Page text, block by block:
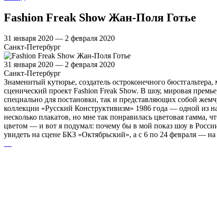
Fashion Freak Show Жан-Поля Готье
31 января 2020 — 2 февраля 2020
Санкт-Петербург
31 января 2020 — 2 февраля 2020
Санкт-Петербург
Знаменитый кутюрье, создатель остроконечного
сценический проект Fashion Freak Show. В шоу, мировая
специально для постановки, так и представляющих собой
коллекции «Русский Конструктивизм» 1986 года — одной из
несколько плакатов, но мне так понравилась цветовая гамма,
цветом — и вот я подумал: почему бы в мой показ шоу в
увидеть на сцене БКЗ «Октябрьский», а с 6 по 24 февраля —